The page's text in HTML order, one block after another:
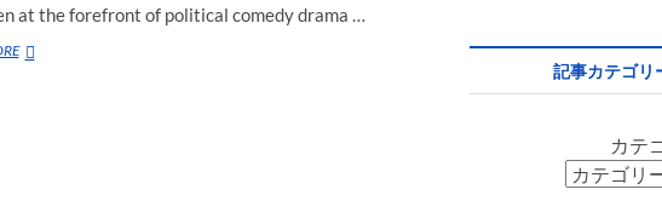
at the forefront of political comedy drama …
Chari-
記事カテゴリ
カテ